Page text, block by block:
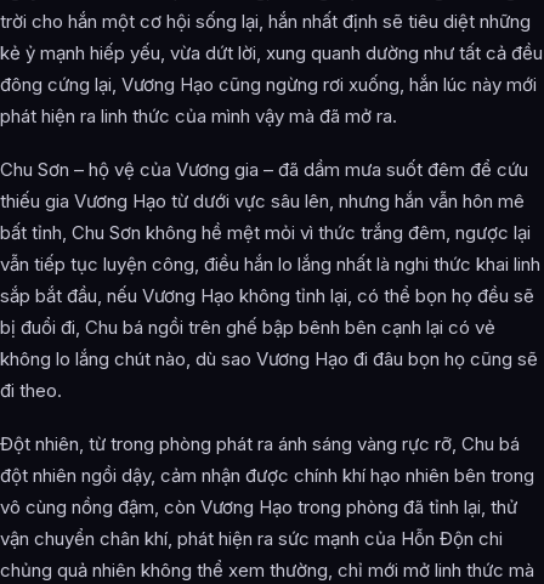
trời cho hắn một cơ hội sống lại, hắn nhất định sẽ tiêu diệt những
kẻ ỷ mạnh hiếp yếu, vừa dứt lời, xung quanh dường như tất cả đều
đông cứng lại, Vương Hạo cũng ngừng rơi xuống, hắn lúc này mới
phát hiện ra linh thức của mình vậy mà đã mở ra.
Chu Sơn – hộ vệ của Vương gia – đã dầm mưa suốt đêm để cứu
thiếu gia Vương Hạo từ dưới vực sâu lên, nhưng hắn vẫn hôn mê
bất tỉnh, Chu Sơn không hề mệt mỏi vì thức trắng đêm, ngược lại
vẫn tiếp tục luyện công, điều hắn lo lắng nhất là nghi thức khai linh
sắp bắt đầu, nếu Vương Hạo không tỉnh lại, có thể bọn họ đều sẽ
bị đuổi đi, Chu bá ngồi trên ghế bập bênh bên cạnh lại có vẻ
không lo lắng chút nào, dù sao Vương Hạo đi đâu bọn họ cũng sẽ
đi theo.
Đột nhiên, từ trong phòng phát ra ánh sáng vàng rực rỡ, Chu bá
đột nhiên ngồi dậy, cảm nhận được chính khí hạo nhiên bên trong
vô cùng nồng đậm, còn Vương Hạo trong phòng đã tỉnh lại, thử
vận chuyển chân khí, phát hiện ra sức mạnh của Hỗn Độn chi
chủng quả nhiên không thể xem thường, chỉ mới mở linh thức mà